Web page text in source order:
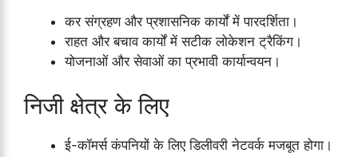
कर संग्रहण और प्रशासनिक कार्यों में पारदर्शिता।
राहत और बचाव कार्यों में सटीक लोकेशन ट्रैकिंग।
योजनाओं और सेवाओं का प्रभावी कार्यान्वयन।
निजी क्षेत्र के लिए
ई-कॉमर्स कंपनियों के लिए डिलीवरी नेटवर्क मजबूत होगा।